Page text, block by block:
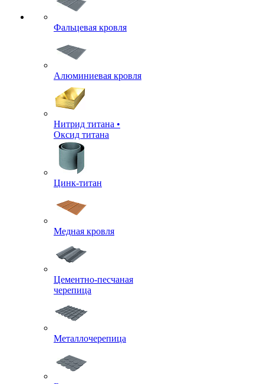
Фальцевая кровля
Алюминиевая кровля
Нитрид титана •
Оксид титана
Цинк-титан
Медная кровля
Цементно-песчаная
черепица
Металлочерепица